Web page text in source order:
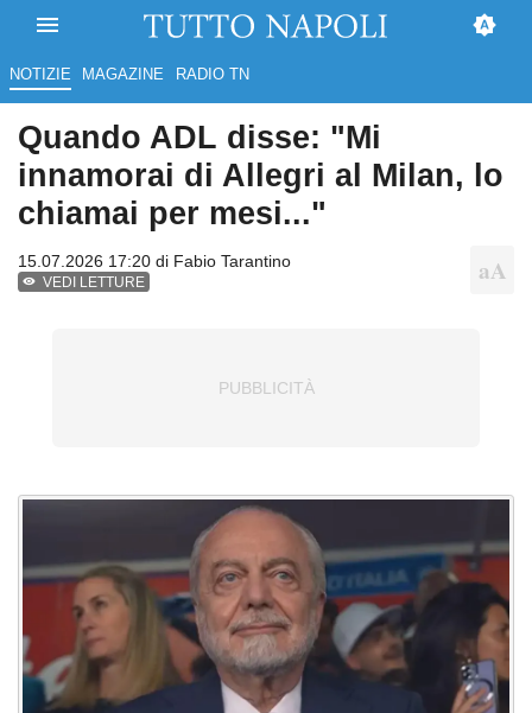
NOTIZIE MAGAZINE RADIO TN
Quando ADL disse: "Mi
innamorai di Allegri al Milan, lo
chiamai per mesi..."
15.07.2026 17:20 di Fabio Tarantino
VEDI LETTURE